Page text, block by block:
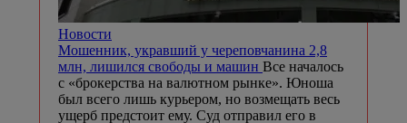
Новости
Мошенник, укравший у череповчанина 2,8
млн, лишился свободы и машин Все началось
с «брокерства на валютном рынке». Юноша
был всего лишь курьером, но возмещать весь
ущерб предстоит ему. Суд отправил его в